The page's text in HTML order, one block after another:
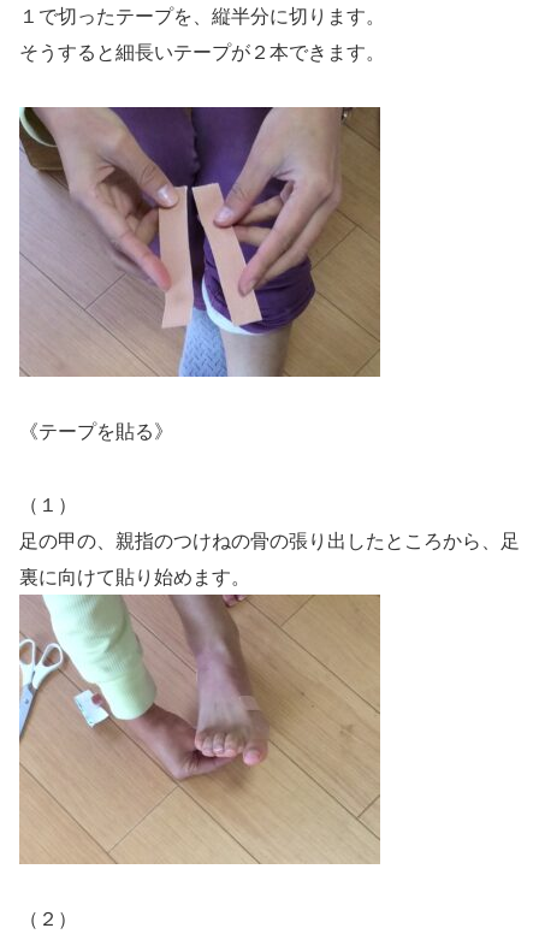
１で切ったテープを、縦半分に切ります。
そうすると細長いテープが２本できます。
《テープを貼る》
（１）
足の甲の、親指のつけねの骨の張り出したところから、足
裏に向けて貼り始めます。
（２）